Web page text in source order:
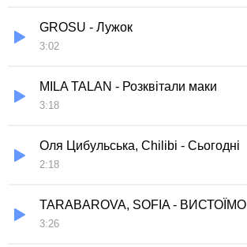
GROSU - Лужок
3:02
MILA TALAN - Розквітали маки
3:18
Оля Цибульська, Chilibi - Сьогодні
2:18
TARABAROVA, SOFIA - ВИСТОЇМО
3:26